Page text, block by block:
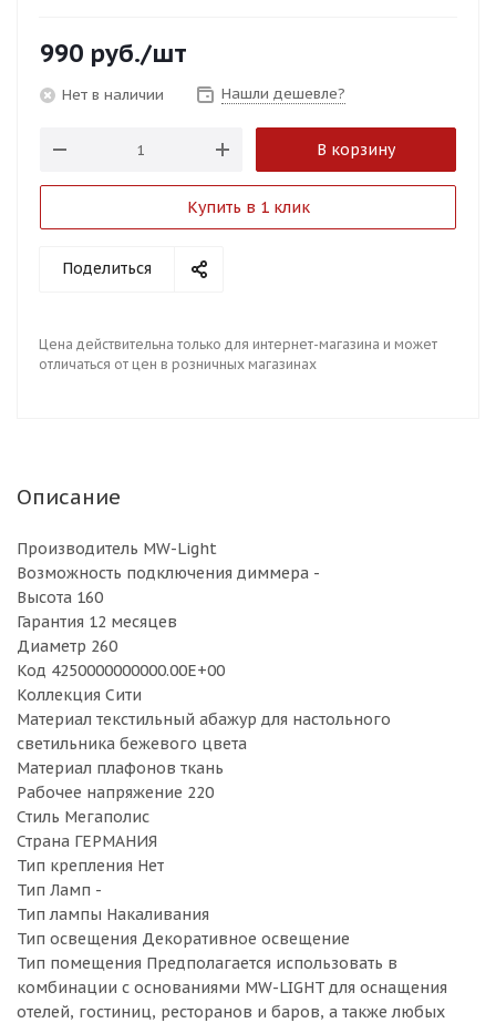
990 руб./шт
Нет в наличии Нашли дешевле?
В корзину
Купить в 1 клик
Поделиться
Цена действительна только для интернет-магазина и может
отличаться от цен в розничных магазинах
Описание
Производитель MW-Light
Возможность подключения диммера -
Высота 160
Гарантия 12 месяцев
Диаметр 260
Код 4250000000000.00E+00
Коллекция Сити
Материал текстильный абажур для настольного
светильника бежевого цвета
Материал плафонов ткань
Рабочее напряжение 220
Стиль Мегаполис
Страна ГЕРМАНИЯ
Тип крепления Нет
Тип Ламп -
Тип лампы Накаливания
Тип освещения Декоративное освещение
Тип помещения Предполагается использовать в
комбинации с основаниями MW-LIGHT для оснащения
отелей, гостиниц, ресторанов и баров, а также любых